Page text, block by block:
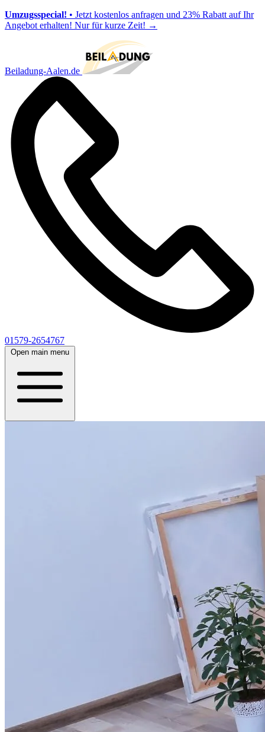
Umzugsspecial! • Jetzt kostenlos anfragen und 23% Rabatt auf Ihr
Angebot erhalten! Nur für kurze Zeit! →
Beiladung-Aalen.de
01579-2654767
Open main menu